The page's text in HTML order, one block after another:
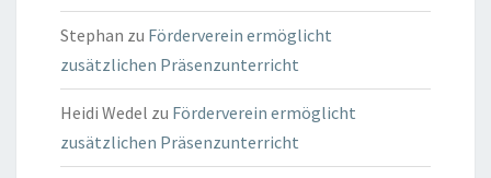
Stephan zu Förderverein ermöglicht
zusätzlichen Präsenzunterricht
Heidi Wedel zu Förderverein ermöglicht
zusätzlichen Präsenzunterricht